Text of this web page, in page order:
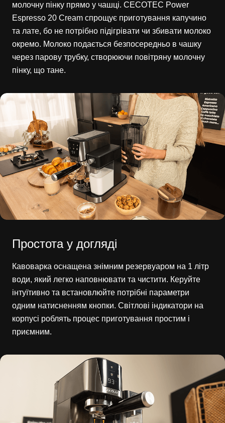
молочну пінку прямо у чашці. CECOTEC Power
Espresso 20 Cream спрощує приготування капучино
та лате, бо не потрібно підігрівати чи збивати молоко
окремо. Молоко подається безпосередньо в чашку
через парову трубку, створюючи повітряну молочну
пінку, що тане.
Простота у догляді
Кавоварка оснащена знімним резервуаром на 1 літр
води, який легко наповнювати та чистити. Керуйте
інтуїтивно та встановлюйте потрібні параметри
одним натисненням кнопки. Світлові індикатори на
корпусі роблять процес приготування простим і
приємним.